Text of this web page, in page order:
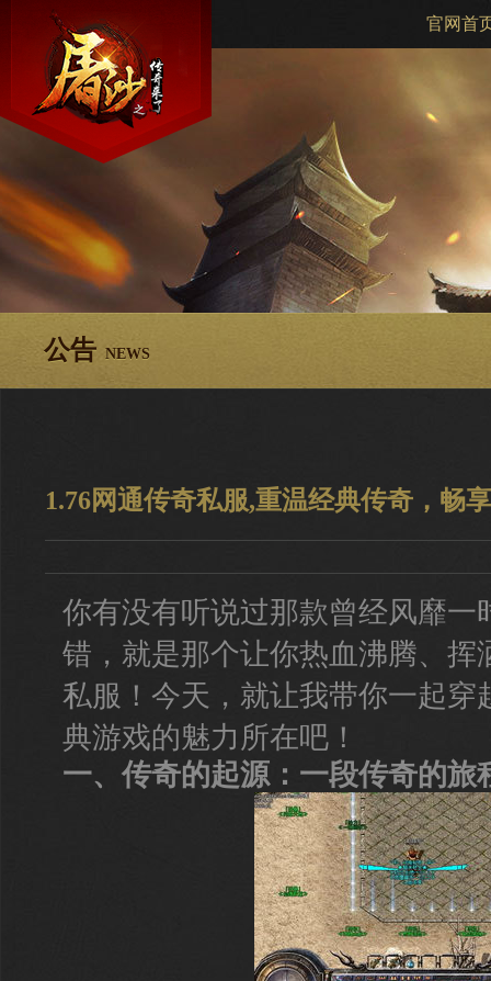
官网首
公告 NEWS
1.76网通传奇私服,重温经典传奇，畅
你有没有听说过那款曾经风靡一
错，就是那个让你热血沸腾、挥
私服！今天，就让我带你一起穿
典游戏的魅力所在吧！
一、传奇的起源：一段传奇的旅